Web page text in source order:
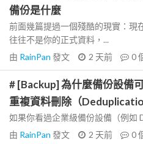
備份是什麼
前面幾篇提過一個殘酷的現實：現
往往不是你的正式資料，...
由 RainPan 發文 2 天前 0
# [Backup] 為什麼備份設備
重複資料刪除（
如果你看過企業級備份設備（例如
由 RainPan 發文 2 天前 0